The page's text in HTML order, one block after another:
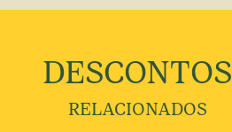
DESCONTOS
RELACIONADOS